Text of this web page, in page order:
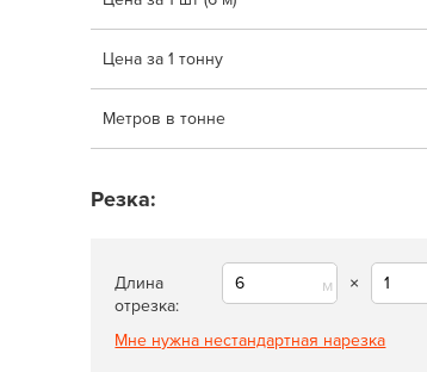
Цена за 1 тонну
Метров в тонне
Резка:
Длина
отрезка:
м ×
Мне нужна нестандартная нарезка